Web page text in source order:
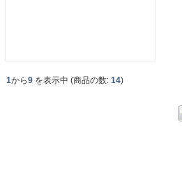
1から9 を表示中 (商品の数: 14)